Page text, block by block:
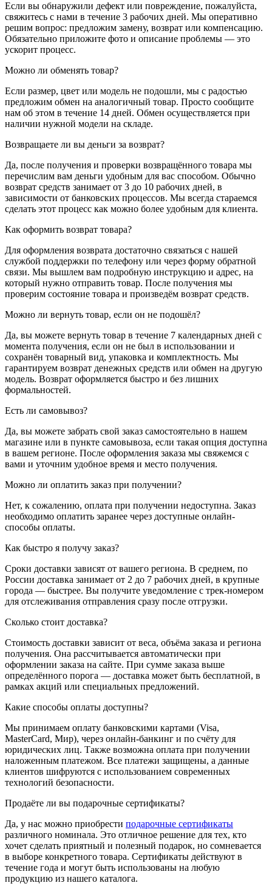
Если вы обнаружили дефект или повреждение, пожалуйста,
свяжитесь с нами в течение 3 рабочих дней. Мы оперативно
решим вопрос: предложим замену, возврат или компенсацию.
Обязательно приложите фото и описание проблемы — это
ускорит процесс.
Можно ли обменять товар?
Если размер, цвет или модель не подошли, мы с радостью
предложим обмен на аналогичный товар. Просто сообщите
нам об этом в течение 14 дней. Обмен осуществляется при
наличии нужной модели на складе.
Возвращаете ли вы деньги за возврат?
Да, после получения и проверки возвращённого товара мы
перечислим вам деньги удобным для вас способом. Обычно
возврат средств занимает от 3 до 10 рабочих дней, в
зависимости от банковских процессов. Мы всегда стараемся
сделать этот процесс как можно более удобным для клиента.
Как оформить возврат товара?
Для оформления возврата достаточно связаться с нашей
службой поддержки по телефону или через форму обратной
связи. Мы вышлем вам подробную инструкцию и адрес, на
который нужно отправить товар. После получения мы
проверим состояние товара и произведём возврат средств.
Можно ли вернуть товар, если он не подошёл?
Да, вы можете вернуть товар в течение 7 календарных дней с
момента получения, если он не был в использовании и
сохранён товарный вид, упаковка и комплектность. Мы
гарантируем возврат денежных средств или обмен на другую
модель. Возврат оформляется быстро и без лишних
формальностей.
Есть ли самовывоз?
Да, вы можете забрать свой заказ самостоятельно в нашем
магазине или в пункте самовывоза, если такая опция доступна
в вашем регионе. После оформления заказа мы свяжемся с
вами и уточним удобное время и место получения.
Можно ли оплатить заказ при получении?
Нет, к сожалению, оплата при получении недоступна. Заказ
необходимо оплатить заранее через доступные онлайн-
способы оплаты.
Как быстро я получу заказ?
Сроки доставки зависят от вашего региона. В среднем, по
России доставка занимает от 2 до 7 рабочих дней, в крупные
города — быстрее. Вы получите уведомление с трек-номером
для отслеживания отправления сразу после отгрузки.
Сколько стоит доставка?
Стоимость доставки зависит от веса, объёма заказа и региона
получения. Она рассчитывается автоматически при
оформлении заказа на сайте. При сумме заказа выше
определённого порога — доставка может быть бесплатной, в
рамках акций или специальных предложений.
Какие способы оплаты доступны?
Мы принимаем оплату банковскими картами (Visa,
MasterCard, Мир), через онлайн-банкинг и по счёту для
юридических лиц. Также возможна оплата при получении
наложенным платежом. Все платежи защищены, а данные
клиентов шифруются с использованием современных
технологий безопасности.
Продаёте ли вы подарочные сертификаты?
Да, у нас можно приобрести подарочные сертификаты
различного номинала. Это отличное решение для тех, кто
хочет сделать приятный и полезный подарок, но сомневается
в выборе конкретного товара. Сертификаты действуют в
течение года и могут быть использованы на любую
продукцию из нашего каталога.